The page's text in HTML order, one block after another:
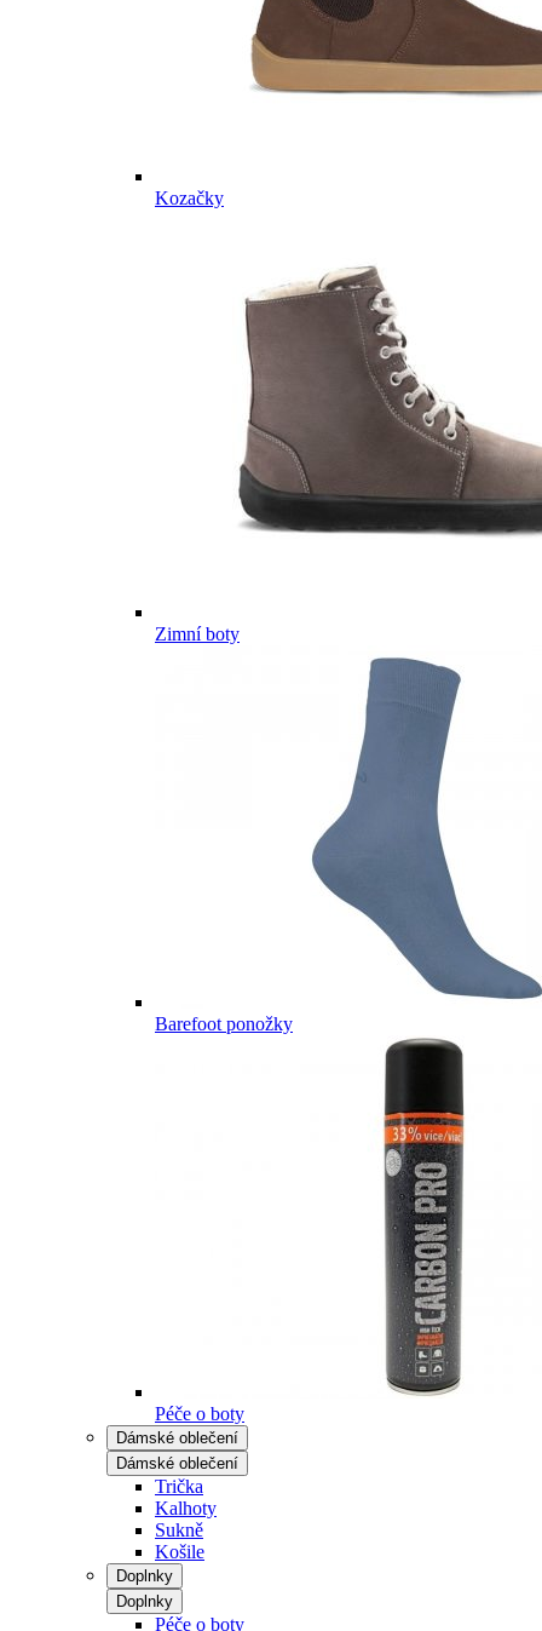
Kozačky
Zimní boty
Barefoot ponožky
Péče o boty
Dámské oblečení
Dámské oblečení
Trička
Kalhoty
Sukně
Košile
Doplnky
Doplnky
Péče o boty